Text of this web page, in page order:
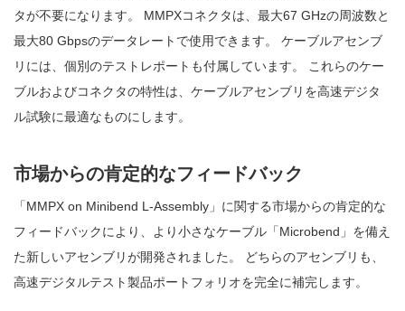
タが不要になります。 MMPXコネクタは、最大67 GHzの周波数と
最大80 Gbpsのデータレートで使用できます。 ケーブルアセンブ
リには、個別のテストレポートも付属しています。 これらのケー
ブルおよびコネクタの特性は、ケーブルアセンブリを高速デジタ
ル試験に最適なものにします。
市場からの肯定的なフィードバック
「MMPX on Minibend L-Assembly」に関する市場からの肯定的な
フィードバックにより、より小さなケーブル「Microbend」を備え
た新しいアセンブリが開発されました。 どちらのアセンブリも、
高速デジタルテスト製品ポートフォリオを完全に補完します。